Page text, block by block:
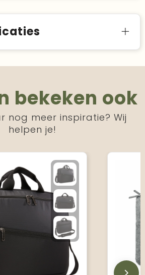
bekeken ook
nog meer inspiratie? Wij
helpen je!